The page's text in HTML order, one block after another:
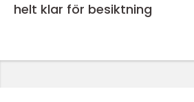
helt klar för besiktning